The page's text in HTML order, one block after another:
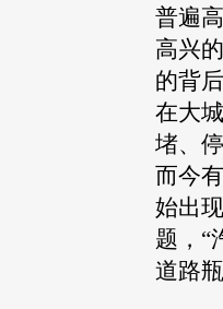
普遍
高兴
的背
在大
堵、
而今
始出
题，“
道路